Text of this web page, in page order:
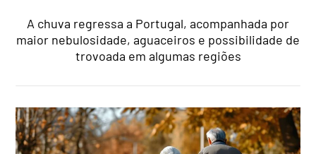
A chuva regressa a Portugal, acompanhada por
maior nebulosidade, aguaceiros e possibilidade de
trovoada em algumas regiões